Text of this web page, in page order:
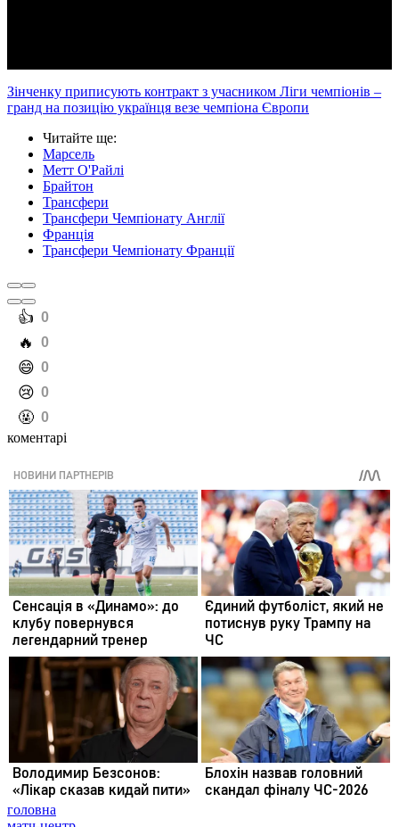
Зінченку приписують контракт з учасником Ліги чемпіонів –
гранд на позицію українця везе чемпіона Європи
Читайте ще:
Марсель
Метт О'Райлі
Брайтон
Трансфери
Трансфери Чемпіонату Англії
Франція
Трансфери Чемпіонату Франції
️👍 0
️🔥 0
️😄 0
️😢 0
️🤬 0
коментарі
головна